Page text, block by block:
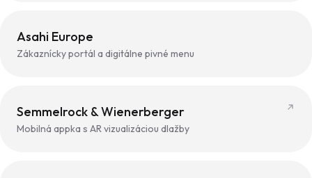
Asahi Europe
Zákaznícky portál a digitálne pivné menu
Semmelrock & Wienerberger
Mobilná appka s AR vizualizáciou dlažby